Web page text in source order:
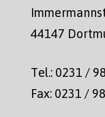
44147
Tel.: 0231 /
Fax: 0231 /